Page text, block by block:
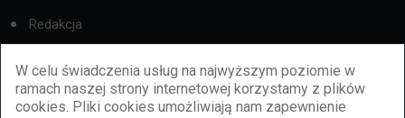
W celu świadczenia usług na najwyższym poziomie w
ramach naszej strony internetowej korzystamy z plików
cookies. Pliki cookies umożliwiają nam zapewnienie
Redakcja
Cookies
Reklama